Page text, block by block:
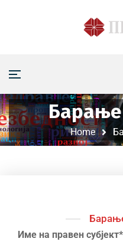
Барање
Home
Име на правен субјект*